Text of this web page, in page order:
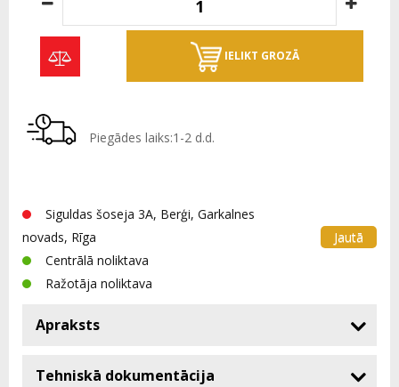
IELIKT GROZĀ
Piegādes laiks:1-2 d.d.
Siguldas šoseja 3A, Berģi, Garkalnes
novads, Rīga
Jautā
Centrālā noliktava
Ražotāja noliktava
Apraksts
Tehniskā dokumentācija